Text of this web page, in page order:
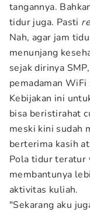
tangannya.
tidur juga. Pasti
Nah, agar jam
menunjang
sejak dirinya
pemadaman
Kebijakan ini
bisa beristirahat
meski kini sudah
berterima kasih
Pola tidur teratur
membantunya
aktivitas kuliah.
"Sekarang aku